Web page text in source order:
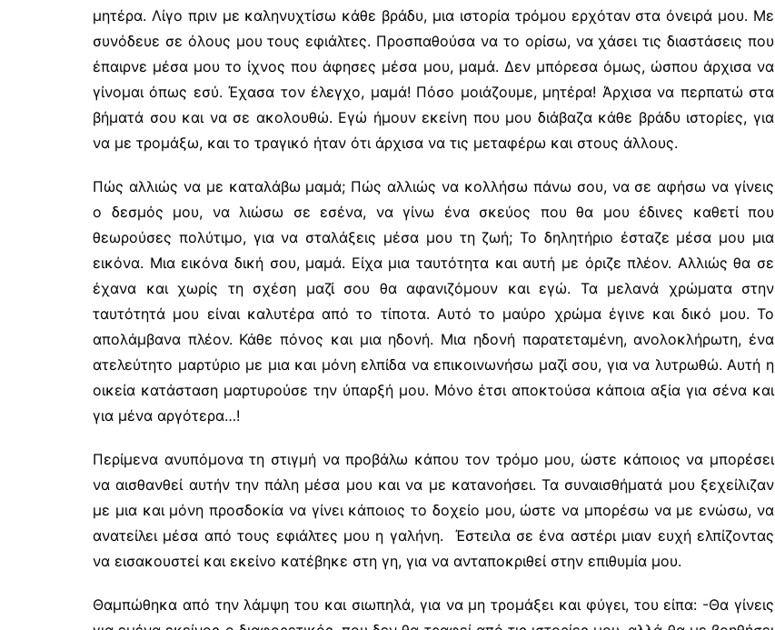
μητέρα. Λίγο πριν με καληνυχτίσω κάθε βράδυ, μια ιστορία τρόμου ερχόταν στα όνειρά μου. Με
συνόδευε σε όλους μου τους εφιάλτες. Προσπαθούσα να το ορίσω, να χάσει τις διαστάσεις που
έπαιρνε μέσα μου το ίχνος που άφησες μέσα μου, μαμά. Δεν μπόρεσα όμως, ώσπου άρχισα να
γίνομαι όπως εσύ. Έχασα τον έλεγχο, μαμά! Πόσο μοιάζουμε, μητέρα! Άρχισα να περπατώ στα
βήματά σου και να σε ακολουθώ. Εγώ ήμουν εκείνη που μου διάβαζα κάθε βράδυ ιστορίες, για
να με τρομάξω, και το τραγικό ήταν ότι άρχισα να τις μεταφέρω και στους άλλους.
Πώς αλλιώς να με καταλάβω μαμά; Πώς αλλιώς να κολλήσω πάνω σου, να σε αφήσω να γίνεις
ο δεσμός μου, να λιώσω σε εσένα, να γίνω ένα σκεύος που θα μου έδινες καθετί που
θεωρούσες πολύτιμο, για να σταλάξεις μέσα μου τη ζωή; Το δηλητήριο έσταζε μέσα μου μια
εικόνα. Μια εικόνα δική σου, μαμά. Είχα μια ταυτότητα και αυτή με όριζε πλέον. Αλλιώς θα σε
έχανα και χωρίς τη σχέση μαζί σου θα αφανιζόμουν και εγώ. Τα μελανά χρώματα στην
ταυτότητά μου είναι καλυτέρα από το τίποτα. Αυτό το μαύρο χρώμα έγινε και δικό μου. Το
απολάμβανα πλέον. Κάθε πόνος και μια ηδονή. Μια ηδονή παρατεταμένη, ανολοκλήρωτη, ένα
ατελεύτητο μαρτύριο με μια και μόνη ελπίδα να επικοινωνήσω μαζί σου, για να λυτρωθώ. Αυτή η
οικεία κατάσταση μαρτυρούσε την ύπαρξή μου. Μόνο έτσι αποκτούσα κάποια αξία για σένα και
για μένα αργότερα…!
Περίμενα ανυπόμονα τη στιγμή να προβάλω κάπου τον τρόμο μου, ώστε κάποιος να μπορέσει
να αισθανθεί αυτήν την πάλη μέσα μου και να με κατανοήσει. Τα συναισθήματά μου ξεχείλιζαν
με μια και μόνη προσδοκία να γίνει κάποιος το δοχείο μου, ώστε να μπορέσω να με ενώσω, να
ανατείλει μέσα από τους εφιάλτες μου η γαλήνη. Έστειλα σε ένα αστέρι μιαν ευχή ελπίζοντας
να εισακουστεί και εκείνο κατέβηκε στη γη, για να ανταποκριθεί στην επιθυμία μου.
Θαμπώθηκα από την λάμψη του και σιωπηλά, για να μη τρομάξει και φύγει, του είπα: -Θα γίνεις